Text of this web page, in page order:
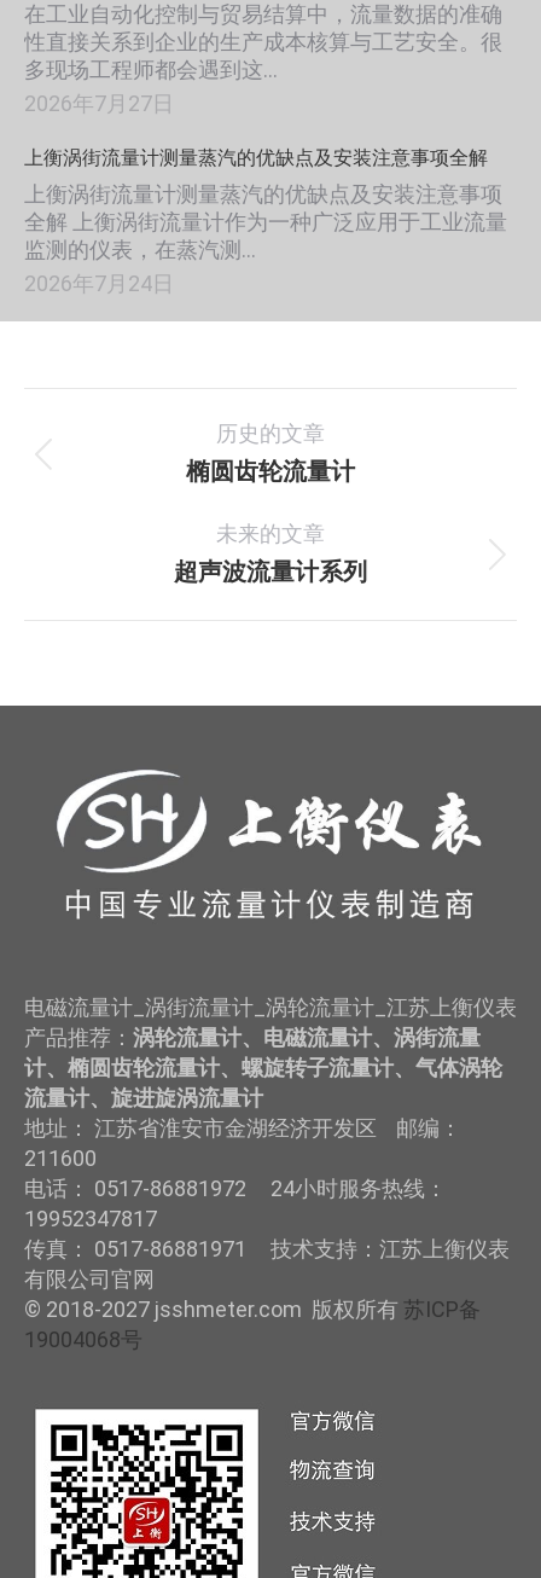
在工业自动化控制与贸易结算中，流量数据的准确
性直接关系到企业的生产成本核算与工艺安全。很
多现场工程师都会遇到这…
2026年7月27日
上衡涡街流量计测量蒸汽的优缺点及安装注意事项全解
上衡涡街流量计测量蒸汽的优缺点及安装注意事项
全解 上衡涡街流量计作为一种广泛应用于工业流量
监测的仪表，在蒸汽测…
2026年7月24日
目
历史的文章
上
个
项
椭圆齿轮流量计
未来的文章
下
超声波流量计系列
电磁流量计_涡街流量计_涡轮流量计_江苏上衡仪表
产品推荐： 涡轮流量计、电磁流量计、涡街流量
计、椭圆齿轮流量计、螺旋转子流量计、气体涡轮
流量计、旋进旋涡流量计
地址： 江苏省淮安市金湖经济开发区 邮编：
211600
电话： 0517-86881972 24小时服务热线：
19952347817
传真： 0517-86881971 技术支持：江苏上衡仪表
有限公司官网
© 2018-2027 jsshmeter.com 版权所有 苏ICP备
19004068号